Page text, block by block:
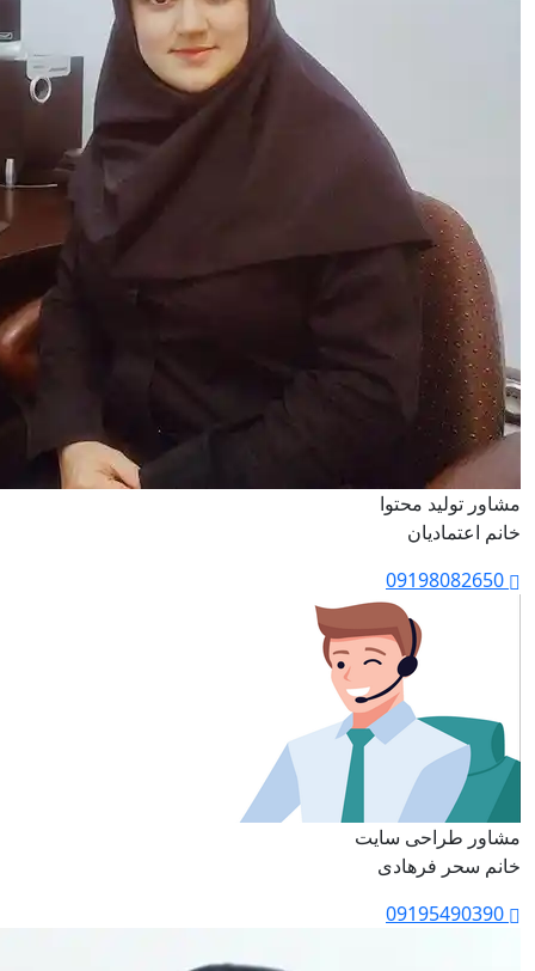
مشاور تولید محتوا
خانم اعتمادیان
مشاور طراحی سایت
خانم سحر فرهادی